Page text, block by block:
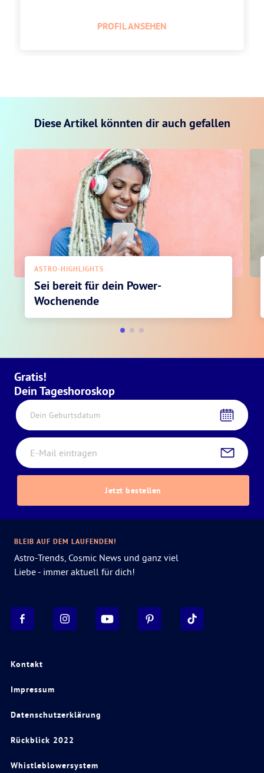
PROFIL ANSEHEN
Diese Artikel könnten dir auch gefallen
ASTRO-HIGHLIGHTS
Sei bereit für dein Power-
Wochenende
Gratis!
Dein Tageshoroskop
Dein Geburtsdatum
Jetzt bestellen
Kontakt
Impressum
Datenschutzerklärung
Rückblick 2022
Whistleblowersystem
BLEIB AUF DEM LAUFENDEN!
Astro-Trends, Cosmic News und ganz viel
Liebe - immer aktuell für dich!